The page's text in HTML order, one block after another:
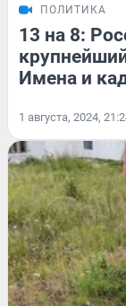
ПОЛИТИКА
13 на 8:
Имена и
1 августа, 2024,